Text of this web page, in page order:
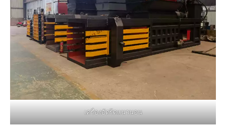
เครื่องอัดรีดแนวนอน